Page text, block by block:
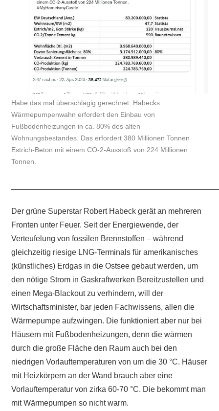
Habe das mal überschlägig gerechnet: Habecks
Wärmepumpenwahn erfordert den Einbau von
Fußbodenheizungen in ca. 80% des alten
Wohnungsbestandes. Das erfordert 380 Millionen Tonnen
Estrich-Beton mit einem CO-2-Ausstoß von 224 Millionen
Tonnen.
Der grüne Superstar Robert Habeck gerät an mehreren
Fronten unter Feuer. Seit der Energiewende, der
Verteufelung von fossilen Brennstoffen – während
gleichzeitig riesige LNG-Terminals für amerikanisches
(künstliches) Erdgas in die Ostsee gebaut werden, um
den nötige Strom in Gaskraftwerken Bereitzustellen und
einen Mega-Blackout zu verhindern, will der
Wirtschaftsminister, bar jeden Fachwissens, allen die
Wärmepumpe aufzwingen. Die funktioniert aber nur bei
Häusern mit Fußbodenheizungen, denn die wärmen
durch die große Fläche den Raum auch bei den
niedrigen Vorlauftemperaturen von um die 30 °C. Häuser
mit Heizkörpern an der Wand brauch aber eine
Vorlauftemperatur von zirka 60-70 °C. Die bekommt man
mit Wärmepumpen so nicht warm.